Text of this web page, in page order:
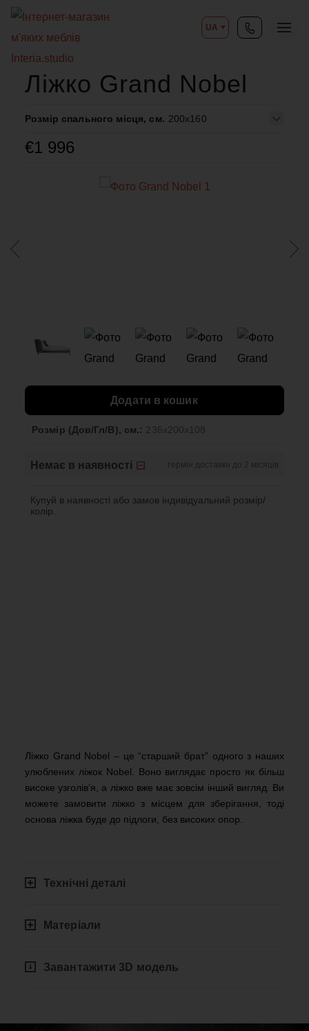
UA
Ліжко Grand Nobel
Розмір спального місця, см. 200x160
€1 996
Розмір (Дов/Гл/В), см.: 236x200x108
Немає в наявності термін доставки до 2 місяців
Купуй в наявності або замов індивідуальний розмір/
колір.
Додати в кошик
Ліжко Grand Nobel – це “старший брат” одного з наших
улюблених ліжок Nobel. Воно виглядає просто як більш
високе узголів’я, а ліжко вже має зовсім інший вигляд. Ви
можете замовити ліжко з місцем для зберігання, тоді
основа ліжка буде до підлоги, без високих опор.
Технічні деталі
Матеріали
Завантажити 3D модель